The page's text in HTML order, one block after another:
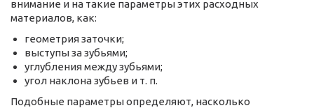
внимание и на такие параметры этих расходных
материалов, как:
геометрия заточки;
выступы за зубьями;
углубления между зубьями;
угол наклона зубьев и т. п.
Подобные параметры определяют, насколько